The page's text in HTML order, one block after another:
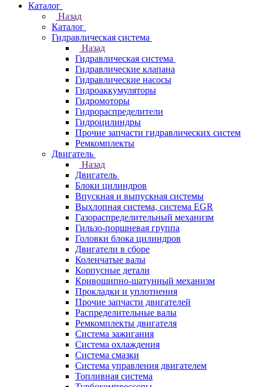
Каталог
Назад
Каталог
Гидравлическая система
Назад
Гидравлическая система
Гидравлические клапана
Гидравлические насосы
Гидроаккумуляторы
Гидромоторы
Гидрораспределители
Гидроцилиндры
Прочие запчасти гидравлических систем
Ремкомплекты
Двигатель
Назад
Двигатель
Блоки цилиндров
Впускная и выпускная системы
Выхлопная система, система EGR
Газораспределительный механизм
Гильзо-поршневая группа
Головки блока цилиндров
Двигатели в сборе
Коленчатые валы
Корпусные детали
Кривошипно-шатунный механизм
Прокладки и уплотнения
Прочие запчасти двигателей
Распределительные валы
Ремкомплекты двигателя
Система зажигания
Система охлаждения
Система смазки
Система управления двигателем
Топливная система